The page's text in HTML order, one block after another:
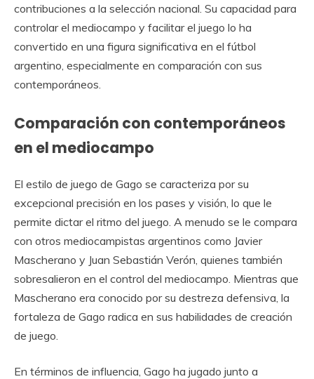
contribuciones a la selección nacional. Su capacidad para
controlar el mediocampo y facilitar el juego lo ha
convertido en una figura significativa en el fútbol
argentino, especialmente en comparación con sus
contemporáneos.
Comparación con contemporáneos
en el mediocampo
El estilo de juego de Gago se caracteriza por su
excepcional precisión en los pases y visión, lo que le
permite dictar el ritmo del juego. A menudo se le compara
con otros mediocampistas argentinos como Javier
Mascherano y Juan Sebastián Verón, quienes también
sobresalieron en el control del mediocampo. Mientras que
Mascherano era conocido por su destreza defensiva, la
fortaleza de Gago radica en sus habilidades de creación
de juego.
En términos de influencia, Gago ha jugado junto a